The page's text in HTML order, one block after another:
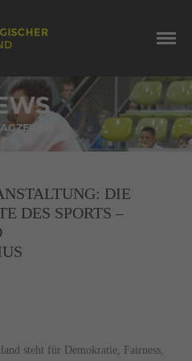
DIE
DES SPORTS –
steht für Demokratie, Fairness,